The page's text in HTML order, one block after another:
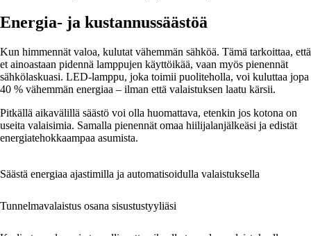
Energia- ja kustannussäästöä
Kun himmennät valoa, kulutat vähemmän sähköä. Tämä tarkoittaa, että
et ainoastaan pidennä lamppujen käyttöikää, vaan myös pienennät
sähkölaskuasi. LED-lamppu, joka toimii puoliteholla, voi kuluttaa jopa
40 % vähemmän energiaa – ilman että valaistuksen laatu kärsii.
Pitkällä aikavälillä säästö voi olla huomattava, etenkin jos kotona on
useita valaisimia. Samalla pienennät omaa hiilijalanjälkeäsi ja edistät
energiatehokkaampaa asumista.
Säästä energiaa ajastimilla ja automatisoidulla valaistuksella
Tunnelmavalaistus osana sisustustyyliäsi